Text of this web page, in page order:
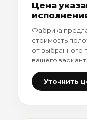
Цена
Фабрика
стоимость
от выбранного
вашего
Уточнить